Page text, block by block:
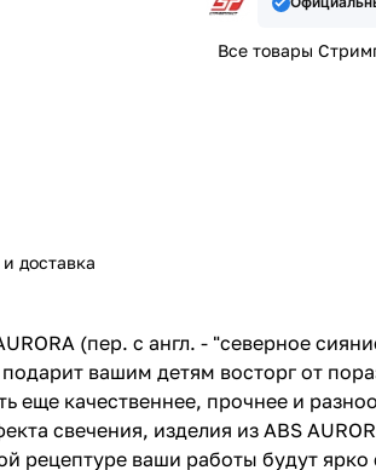
Все товары
доставка
(пер. с англ. - "северное
вашим детям восторг от
еще качественнее, прочнее и
свечения, изделия из ABS
рецептуре ваши работы будут ярко